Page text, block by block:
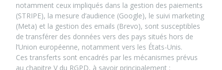
notamment ceux impliqués dans la gestion des paiements
(STRIPE), la mesure d’audience (Google), le suivi marketing
(Meta) et la gestion des emails (Brevo), sont susceptibles
de transférer des données vers des pays situés hors de
l’Union européenne, notamment vers les États-Unis.
Ces transferts sont encadrés par les mécanismes prévus
au chapitre V du RGPD, à savoir principalement :